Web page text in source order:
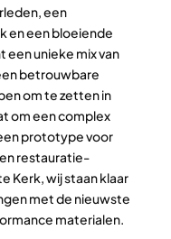
een
en een bloeiende
unieke mix van
betrouwbare
om te zetten in
om een complex
prototype voor
restauratie-
Kerk, wij staan klaar
met de nieuwste
materialen.